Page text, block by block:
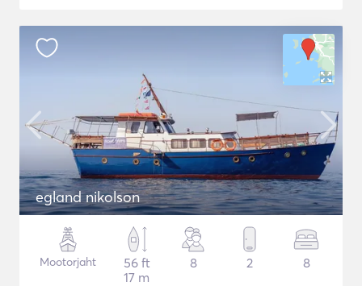
egland nikolson
Mootorjaht
56 ft
17 m
8 2 8